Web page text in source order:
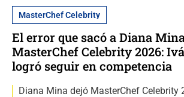
MasterChef Celebrity
El error que sacó a Diana
MasterChef Celebrity 2026:
logró seguir en competencia
Diana Mina dejó MasterChef Celebrity